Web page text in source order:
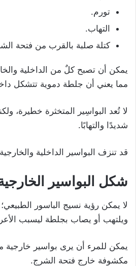
تورم.
التهاب.
كتلة صلبة بالقرب من فتحة
يمكن أن تصبح كلٌ من الداخلية
مما يعني أن جلطة دموية تتشكل
لا تُعد البواسِير المتخثرة خطيرة،
شديدًا والتهابًا.
قد تنزف البواسير الداخلية
شكل البواسير
لا يمكن رؤية نسيج الباسور
ويلتهب أو يصاب بجلطة ليسبب
يمكن للمرء أن يرى بواسير خارجية
مكشوفة خارج فتحة الشرج.